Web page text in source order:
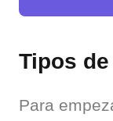
Tipos
Para